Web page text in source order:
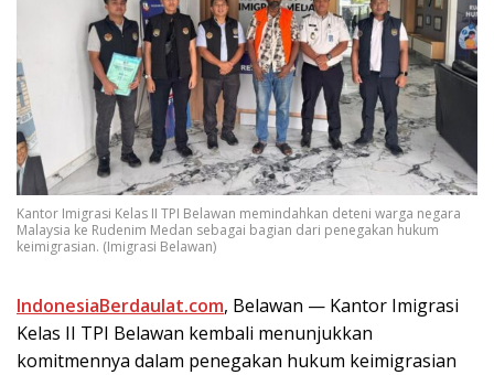
Kantor Imigrasi Kelas II TPI Belawan memindahkan deteni warga negara
Malaysia ke Rudenim Medan sebagai bagian dari penegakan hukum
keimigrasian. (Imigrasi Belawan)
IndonesiaBerdaulat.com, Belawan — Kantor Imigrasi
Kelas II TPI Belawan kembali menunjukkan
komitmennya dalam penegakan hukum keimigrasian